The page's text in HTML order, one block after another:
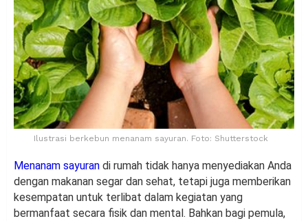
Ilustrasi berkebun menanam sayuran. Foto: Shutterstock
Menanam sayuran di rumah tidak hanya menyediakan Anda
dengan makanan segar dan sehat, tetapi juga memberikan
kesempatan untuk terlibat dalam kegiatan yang
bermanfaat secara fisik dan mental. Bahkan bagi pemula,